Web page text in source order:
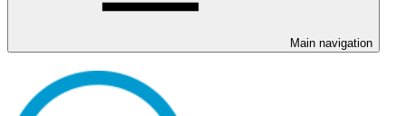
Main navigation